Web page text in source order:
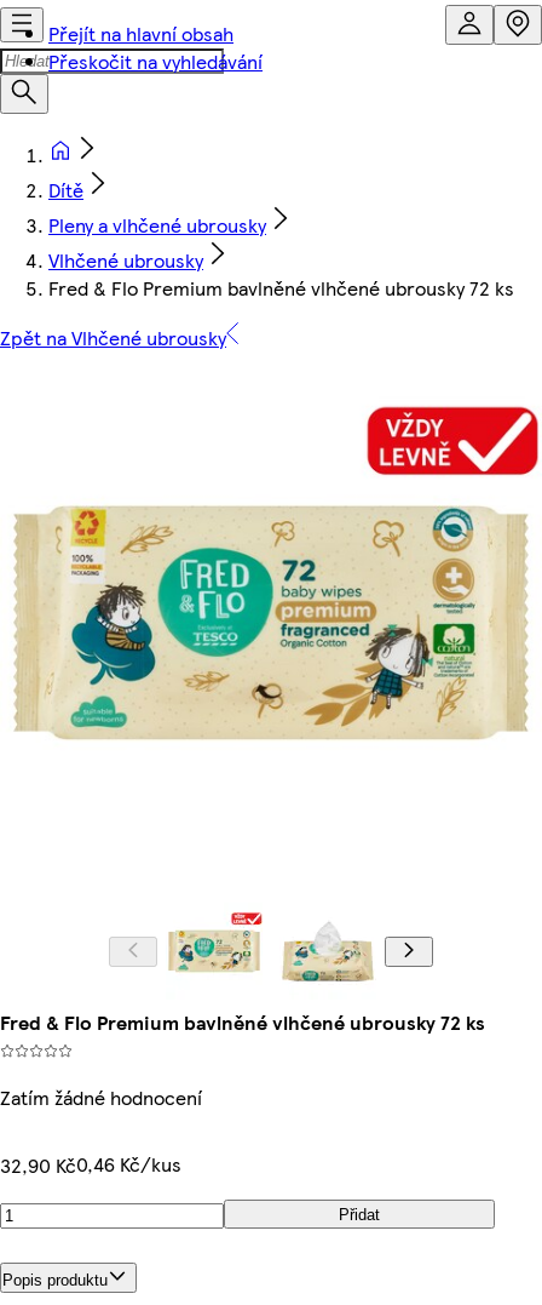
Přejít na hlavní obsah
Přeskočit na vyhledávání
Dítě
Pleny a vlhčené ubrousky
Vlhčené ubrousky
Fred & Flo Premium bavlněné vlhčené ubrousky 72 ks
Zpět na Vlhčené ubrousky
Fred & Flo Premium bavlněné vlhčené ubrousky 72 ks
Zatím žádné hodnocení
32,90 Kč0,46 Kč/kus
Přidat
Popis produktu